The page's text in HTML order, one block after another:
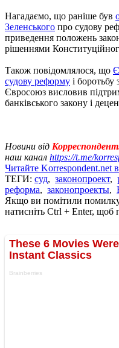
Нагадаємо, що раніше був
Зеленського про судову
приведення положень
рішеннями
Також повідомлялося, що
судову реформу і боротьбу
Євросоюз висловив
банківського закону і
Новини від
наш канал https://t.me/
Читайте Korrespondent.net
ТЕГИ: суд, законопроект,
реформа, законопроекты,
Якщо ви помітили помилку,
натисніть Ctrl + Enter, щоб